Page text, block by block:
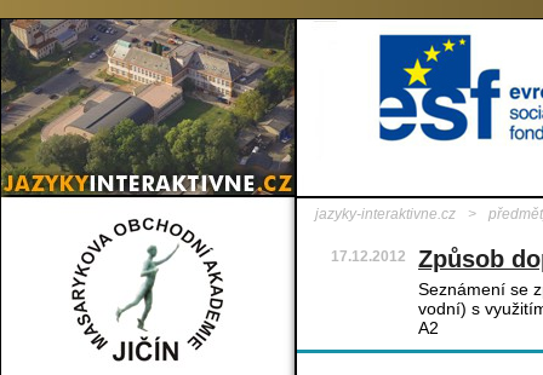
jazyky-interaktivne.cz >
17.12.2012 Způsob
Seznámení se
vodní) s
A2